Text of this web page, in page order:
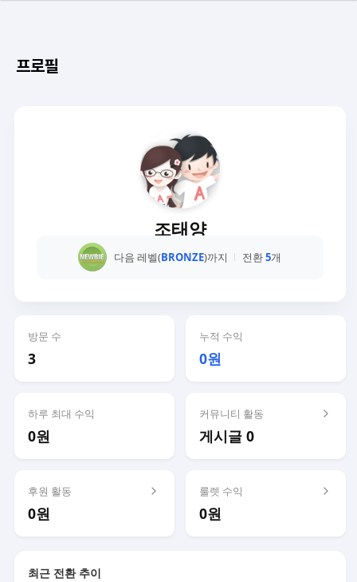
프로필
조태양
다음 레벨(BRONZE)까지 전환5개
방문 수
3
누적 수익
0원
하루 최대 수익
0원
커뮤니티 활동
게시글 0
후원 활동
0원
룰렛 수익
0원
최근 전환 추이